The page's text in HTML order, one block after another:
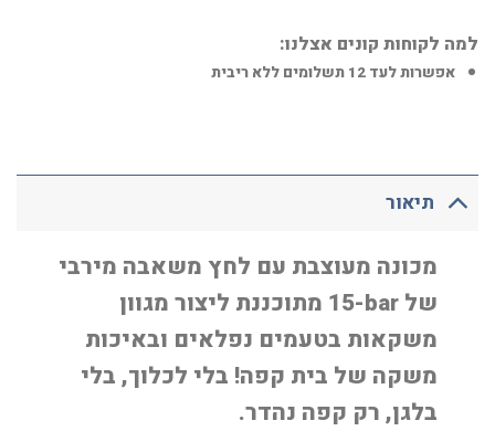
למה לקוחות קונים אצלנו:
אפשרות לעד 12 תשלומים ללא ריבית
תיאור
מכונה מעוצבת עם לחץ משאבה מירבי
של15-bar מתוכננת ליצור מגוון
משקאות בטעמים נפלאים ובאיכות
משקה של בית קפה! בלי לכלוך, בלי
בלגן, רק קפה נהדר.